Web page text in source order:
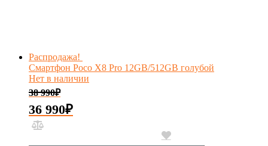
Распродажа!
Смартфон Poco X8 Pro 12GB/512GB голубой
Нет в наличии
38 990₽
36 990₽